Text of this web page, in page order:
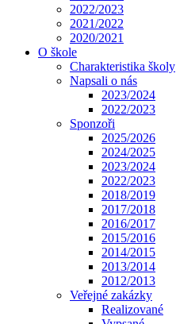
2022/2023
2021/2022
2020/2021
O škole
Charakteristika školy
Napsali o nás
2023/2024
2022/2023
Sponzoři
2025/2026
2024/2025
2023/2024
2022/2023
2018/2019
2017/2018
2016/2017
2015/2016
2014/2015
2013/2014
2012/2013
Veřejné zakázky
Realizované